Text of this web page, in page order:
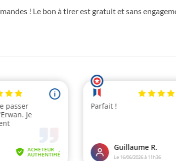
! Le bon à tirer est gratuit et sans